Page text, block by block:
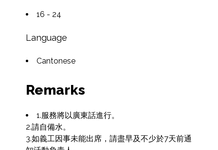
16 - 24
Language
Cantonese
Remarks
1.服務將以廣東話進行。
2.請自備水。
3.如義工因事未能出席，請盡早及不少於7天前通